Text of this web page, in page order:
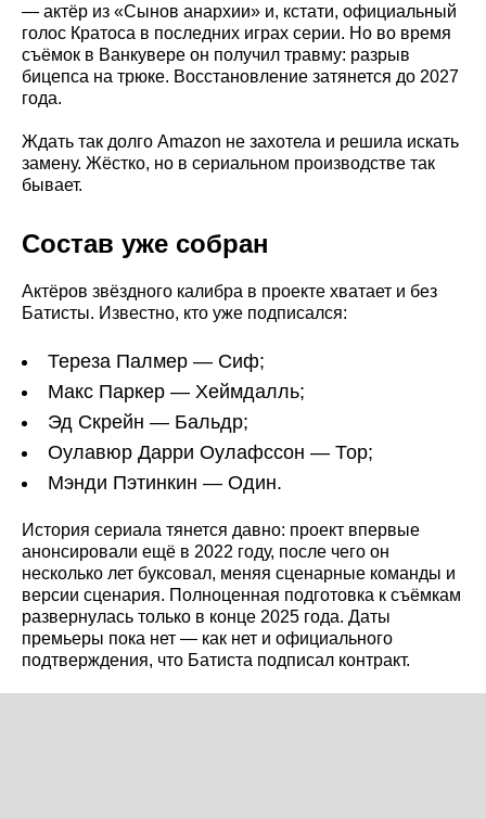
— актёр из «Сынов анархии» и, кстати, официальный
голос Кратоса в последних играх серии. Но во время
съёмок в Ванкувере он получил травму: разрыв
бицепса на трюке. Восстановление затянется до 2027
года.
Ждать так долго Amazon не захотела и решила искать
замену. Жёстко, но в сериальном производстве так
бывает.
Состав уже собран
Актёров звёздного калибра в проекте хватает и без
Батисты. Известно, кто уже подписался:
Тереза Палмер — Сиф;
Макс Паркер — Хеймдалль;
Эд Скрейн — Бальдр;
Оулавюр Дарри Оулафссон — Тор;
Мэнди Пэтинкин — Один.
История сериала тянется давно: проект впервые
анонсировали ещё в 2022 году, после чего он
несколько лет буксовал, меняя сценарные команды и
версии сценария. Полноценная подготовка к съёмкам
развернулась только в конце 2025 года. Даты
премьеры пока нет — как нет и официального
подтверждения, что Батиста подписал контракт.